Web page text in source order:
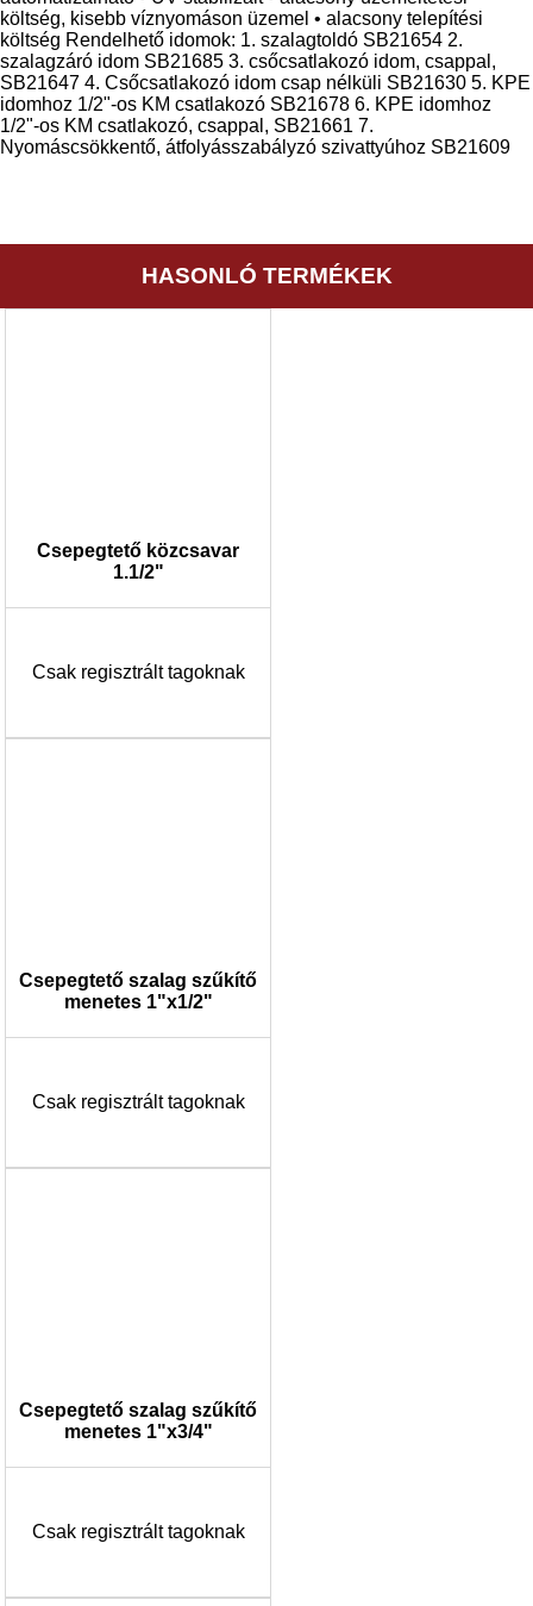
költség, kisebb víznyomáson üzemel • alacsony telepítési
költség Rendelhető idomok: 1. szalagtoldó SB21654 2.
szalagzáró idom SB21685 3. csőcsatlakozó idom, csappal,
SB21647 4. Csőcsatlakozó idom csap nélküli SB21630 5. KPE
idomhoz 1/2"-os KM csatlakozó SB21678 6. KPE idomhoz
1/2"-os KM csatlakozó, csappal, SB21661 7.
Nyomáscsökkentő, átfolyásszabályzó szivattyúhoz SB21609
HASONLÓ TERMÉKEK
Csepegtető közcsavar
1.1/2"
Csak regisztrált tagoknak
Csepegtető szalag szűkítő
menetes 1"x1/2"
Csak regisztrált tagoknak
Csepegtető szalag szűkítő
menetes 1"x3/4"
Csak regisztrált tagoknak